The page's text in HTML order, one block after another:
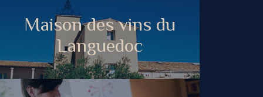
Maison des vins du
Languedoc